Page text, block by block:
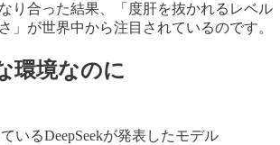
り合った結果、「度肝を抜かれるレベル
」が世界中から注目されているのです。
環境なのに
いるDeepSeekが発表したモデル